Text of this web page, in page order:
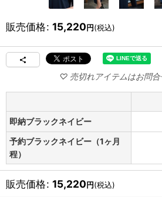
販売価格: 15,220円(税込)
即納ブラックネイビー
予約ブラックネイビー（1ヶ月
程）
販売価格: 15,220円(税込)